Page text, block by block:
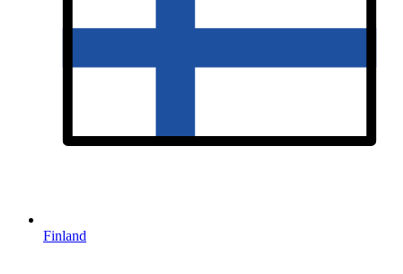
Finland